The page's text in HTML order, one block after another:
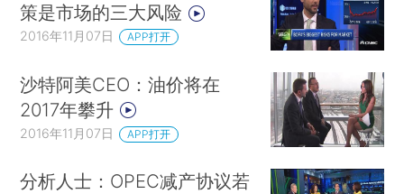
策是市场的三大风险
2016年11月07日 APP打开
沙特阿美CEO：油价将在
2017年攀升
2016年11月07日 APP打开
分析人士：OPEC减产协议若